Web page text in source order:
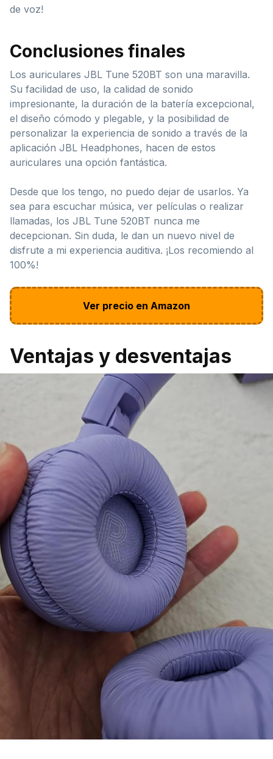
de voz!
Conclusiones finales
Los auriculares JBL Tune 520BT son una maravilla.
Su facilidad de uso, la calidad de sonido
impresionante, la duración de la batería excepcional,
el diseño cómodo y plegable, y la posibilidad de
personalizar la experiencia de sonido a través de la
aplicación JBL Headphones, hacen de estos
auriculares una opción fantástica.
Desde que los tengo, no puedo dejar de usarlos. Ya
sea para escuchar música, ver películas o realizar
llamadas, los JBL Tune 520BT nunca me
decepcionan. Sin duda, le dan un nuevo nivel de
disfrute a mi experiencia auditiva. ¡Los recomiendo al
100%!
Ver precio en Amazon
Ventajas y desventajas